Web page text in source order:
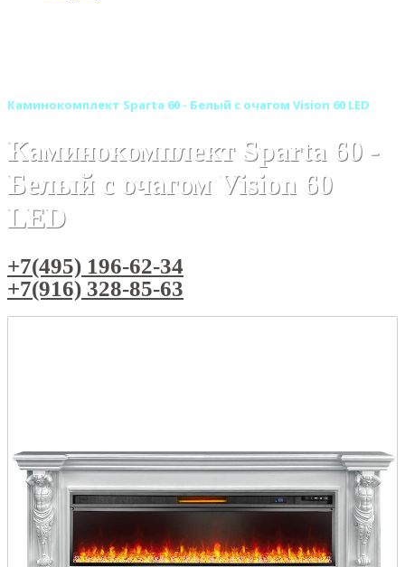
Каминокомплект Sparta 60 - Белый с очагом Vision 60 LED
Каминокомплект Sparta 60 -
Белый с очагом Vision 60
LED
+7(495) 196-62-34
+7(916) 328-85-63